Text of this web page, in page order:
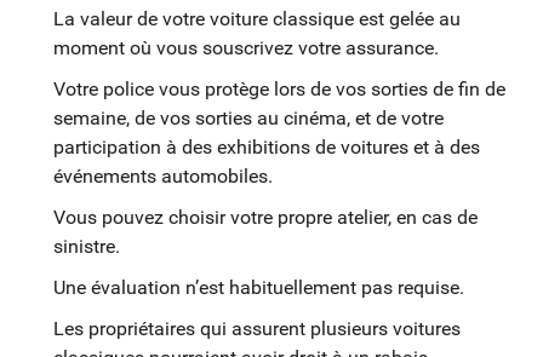
La valeur de votre voiture classique est gelée au
moment où vous souscrivez votre assurance.
Votre police vous protège lors de vos sorties de fin de
semaine, de vos sorties au cinéma, et de votre
participation à des exhibitions de voitures et à des
événements automobiles.
Vous pouvez choisir votre propre atelier, en cas de
sinistre.
Une évaluation n’est habituellement pas requise.
Les propriétaires qui assurent plusieurs voitures